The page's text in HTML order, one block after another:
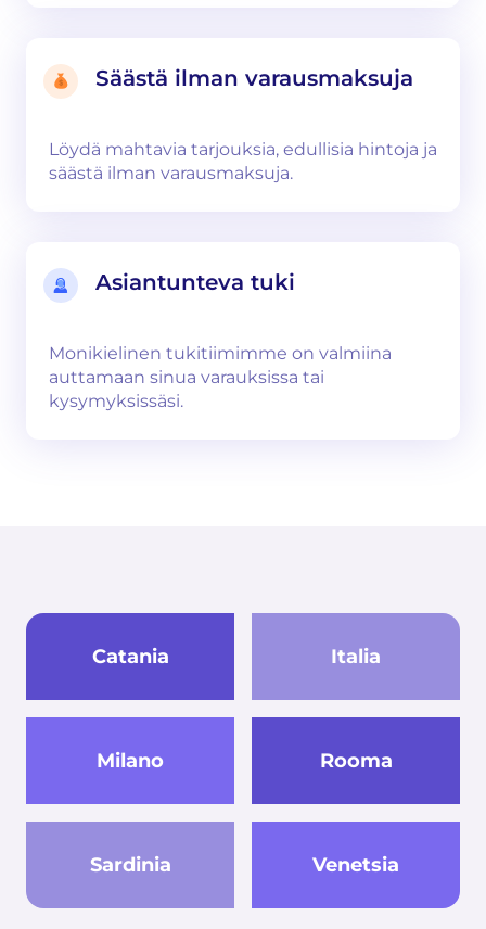
Säästä ilman varausmaksuja
Löydä mahtavia tarjouksia, edullisia hintoja ja
säästä ilman varausmaksuja.
Asiantunteva tuki
Monikielinen tukitiimimme on valmiina
auttamaan sinua varauksissa tai
kysymyksissäsi.
Catania Italia
Milano Rooma
Sardinia Venetsia